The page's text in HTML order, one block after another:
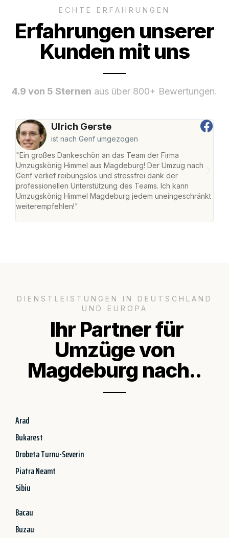
ECHTE ERFAHRUNGEN
Erfahrungen unserer
Kunden mit uns
4.9 von 5 Sternen aus über 800+ Bewertungen.
Ulrich Gerste
ist nach Genf umgezogen
"Ein großes Dankeschön an das Team der Firma
Umzugskönig Himmel aus Magdeburg! Der Umzug nach
Genf verlief reibungslos und stressfrei dank der
professionellen Unterstützung des Teams. Ich kann
Umzugskönig Himmel Magdeburg jedem uneingeschränkt
weiterempfehlen!"
DIENSTLEISTUNGEN IN DEUTSCHLAND
UND EUROPA
Ihr Partner für
Umzüge von
Magdeburg nach..
Arad
Bukarest
Drobeta Turnu-Severin
Piatra Neamt
Sibiu
Bacau
Buzau